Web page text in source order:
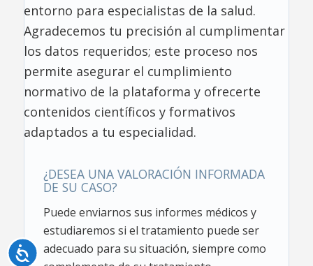
Accesibilidad
entorno para especialistas de la salud.
Agradecemos tu precisión al cumplimentar
los datos requeridos; este proceso nos
permite asegurar el cumplimiento
normativo de la plataforma y ofrecerte
contenidos científicos y formativos
adaptados a tu especialidad.
¿DESEA UNA VALORACIÓN INFORMADA
DE SU CASO?
Puede enviarnos sus informes médicos y
estudiaremos si el tratamiento puede ser
adecuado para su situación, siempre como